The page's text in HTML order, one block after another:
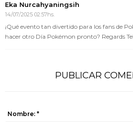
Eka Nurcahyaningsih
14/07/2025 02:57hs.
¡Qué evento tan divertido para los fans de
hacer otro Día Pokémon pronto? Regards
PUBLICAR
Nombre: *